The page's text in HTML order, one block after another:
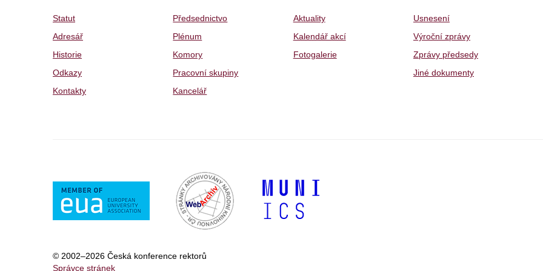
Statut
Adresář
Historie
Odkazy
Kontakty
Předsednictvo
Plénum
Komory
Pracovní skupiny
Kancelář
Aktuality
Kalendář akcí
Fotogalerie
Usnesení
Výroční zprávy
Zprávy předsedy
Jiné dokumenty
© 2002–2026 Česká konference rektorů
Správce stránek